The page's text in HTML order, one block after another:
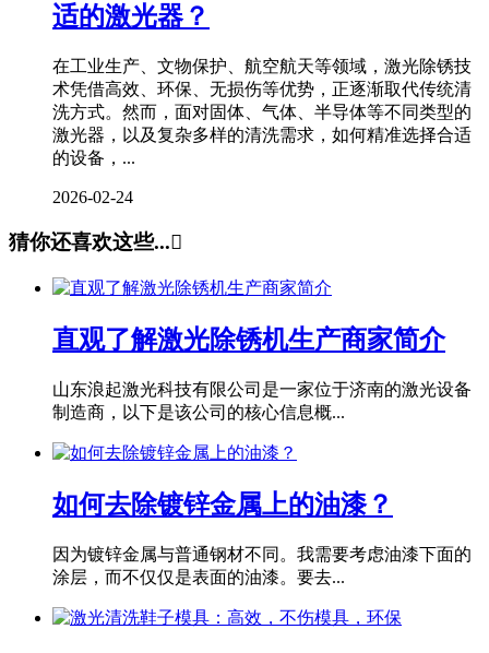
适的激光器？
在工业生产、文物保护、航空航天等领域，激光除锈技
术凭借高效、环保、无损伤等优势，正逐渐取代传统清
洗方式。然而，面对固体、气体、半导体等不同类型的
激光器，以及复杂多样的清洗需求，如何精准选择合适
的设备，...
2026-02-24
猜你还喜欢这些...
直观了解激光除锈机生产商家简介
山东浪起激光科技有限公司是一家位于济南的激光设备
制造商，以下是该公司的核心信息概...
如何去除镀锌金属上的油漆？
因为镀锌金属与普通钢材不同。我需要考虑油漆下面的
涂层，而不仅仅是表面的油漆。要去...